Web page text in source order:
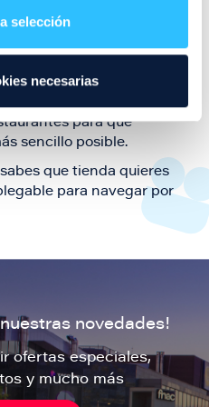
selección
necesarias
ocio y shopping durante
necesaria de
Sus datos de contacto y
para que
sencillo posible.
que tienda quieres
para navegar por
novedades!
ofertas especiales,
y mucho más